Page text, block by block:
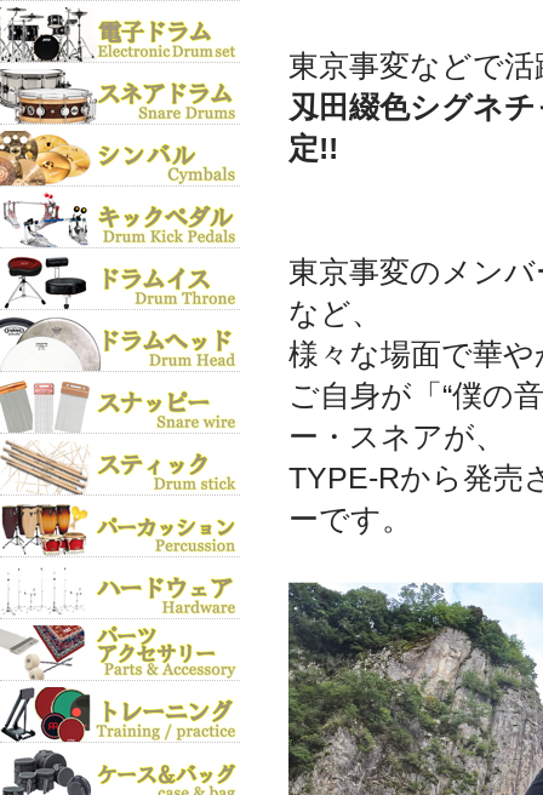
東京事変などで活
刄田綴色シグネ
定!!
東京事変のメン
など、
様々な場面で華
ご自身が「“僕の
ー・スネアが、
TYPE-Rから発売
ーです。